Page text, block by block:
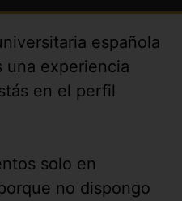
española
una experiencia
en el perfil
solo en
no dispongo